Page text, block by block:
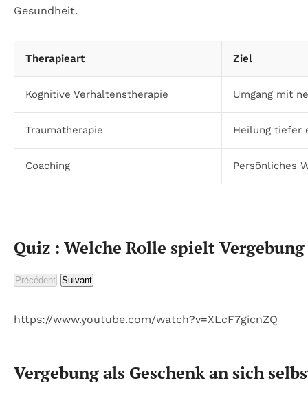
Gesundheit.
Therapieart Ziel
Kognitive Verhaltenstherapie Umgang mit
Traumatherapie Heilung tiefer
Coaching Persönliches
Quiz : Welche Rolle spielt
Précédent Suivant
https://www.youtube.com/watch?v=XLcF7gicnZQ
Vergebung als Geschenk an sich